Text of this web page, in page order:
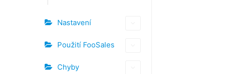
Nastavení
Použití FooSales
Chyby